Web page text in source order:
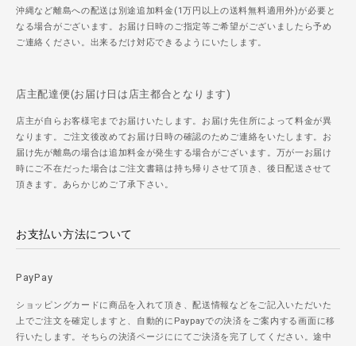
沖縄など離島への配送は別途追加料金(1万円以上の送料無料適用外)が必要と
なる場合がございます。お届け日時のご指定等ご希望がございましたら予め
ご連絡ください。出来るだけ対応できるようにいたします。
店主配達便(お届け日は店主都合となります)
店主が自らお客様宅までお届けいたします。お届け先住所によって料金が異
なります。ご注文後改めてお届け日時の確認のためご連絡をいたします。お
届け先が離島の場合は追加料金が発生する場合がございます。万が一お届け
時にご不在だった場合はご注文書籍は持ち帰りさせて頂き、後日配送させて
頂きます。あらかじめご了承下さい。
お支払い方法について
PayPay
ショッピングカードに商品を入れて頂き、配送情報などをご記入いただいた
上でご注文を確定しますと、自動的にPaypayでの決済をご案内する画面に移
行いたします。そちらの決済ページににてご決済を完了してください。途中